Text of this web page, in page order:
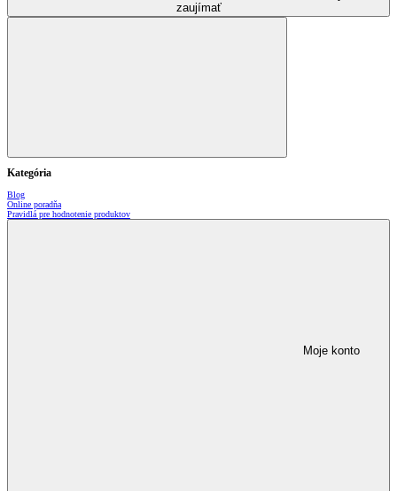
zaujímať
Kategória
Blog
Online poradňa
Pravidlá pre hodnotenie produktov
Moje konto